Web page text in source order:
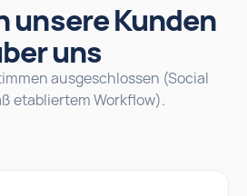
unsere Kunden
uns
ausgeschlossen (Social
etabliertem Workflow).